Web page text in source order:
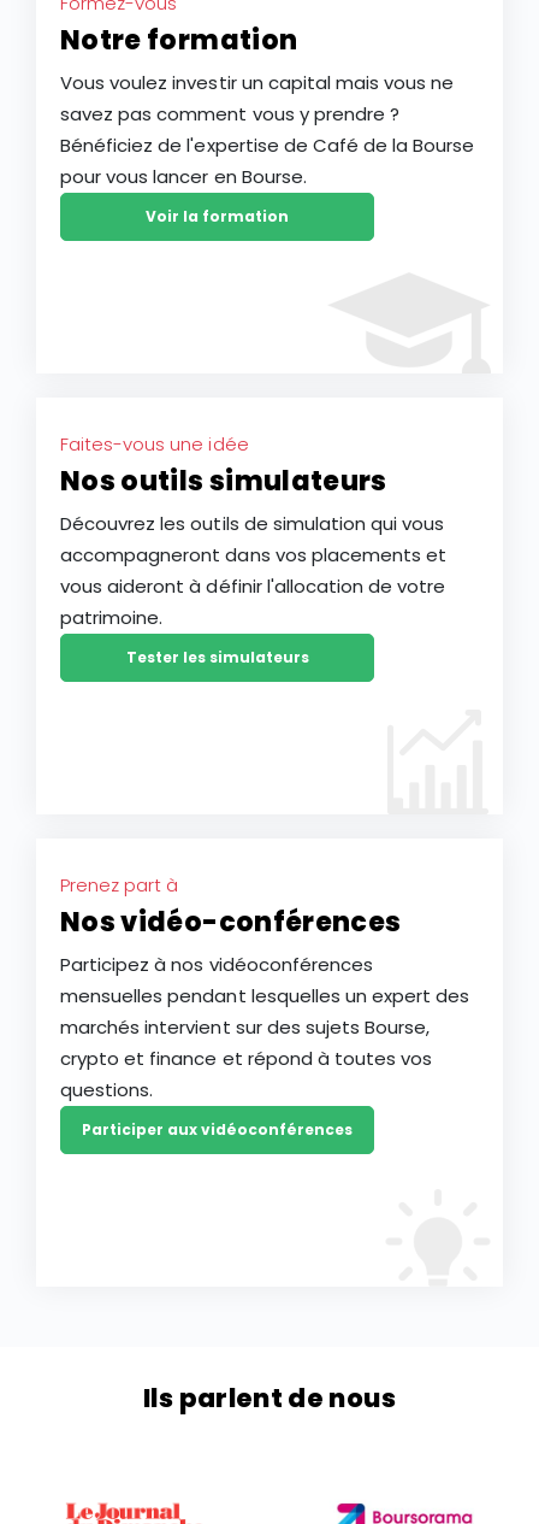
Notre formation
Vous voulez investir un capital mais vous ne
savez pas comment vous y prendre ?
Bénéficiez de l'expertise de Café de la Bourse
pour vous lancer en Bourse.
Voir la formation
Faites-vous une idée
Nos outils simulateurs
Découvrez les outils de simulation qui vous
accompagneront dans vos placements et
vous aideront à définir l'allocation de votre
patrimoine.
Tester les simulateurs
Prenez part à
Nos vidéo-conférences
Participez à nos vidéoconférences
mensuelles pendant lesquelles un expert des
marchés intervient sur des sujets Bourse,
crypto et finance et répond à toutes vos
questions.
Participer aux vidéoconférences
Ils parlent de nous